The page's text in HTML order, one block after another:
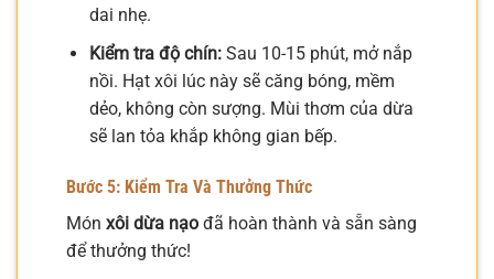
dai nhẹ.
Kiểm tra độ chín:Sau 10-15 phút, mở nắp
nồi. Hạt xôi lúc này sẽ căng bóng, mềm
dẻo, không còn sượng. Mùi thơm của dừa
sẽ lan tỏa khắp không gian bếp.
Bước 5: Kiểm Tra Và Thưởng Thức
Món xôi dừa nạo đã hoàn thành và sẵn sàng
để thưởng thức!